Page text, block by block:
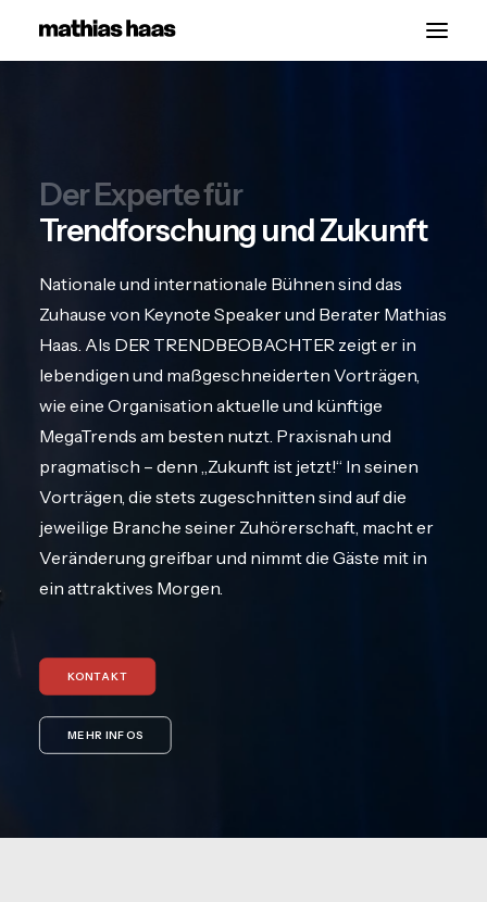
Über
Kontakt
Der Experte für
Trendforschung und Zukunft
Nationale und internationale Bühnen sind das
Zuhause von Keynote Speaker und Berater Mathias
Haas. Als DER TRENDBEOBACHTER zeigt er in
lebendigen und maßgeschneiderten Vorträgen,
wie eine Organisation aktuelle und künftige
MegaTrends am besten nutzt. Praxisnah und
pragmatisch – denn „Zukunft ist jetzt!“ In seinen
Vorträgen, die stets zugeschnitten sind auf die
jeweilige Branche seiner Zuhörerschaft, macht er
Veränderung greifbar und nimmt die Gäste mit in
ein attraktives Morgen.
KONTAKT
MEHR INFOS